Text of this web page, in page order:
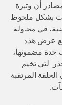
أن وتيرة
بشكل ملحوظ
في محاولة
عرض هذه
حدة مضمونها،
التي تخيم
المرتقبة